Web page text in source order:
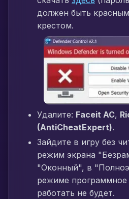
должен быть
крестом.
Удалите: Faceit AC,
(AntiCheatExpert).
Зайдите в игру без
режим экрана
"Оконный", в
режиме программное
работать не будет.